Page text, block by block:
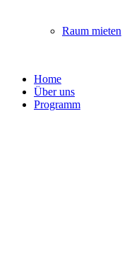
Raum mieten
Home
Über uns
Programm